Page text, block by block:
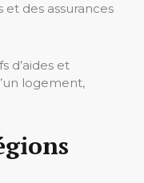
et des assurances
d’aides et
logement,